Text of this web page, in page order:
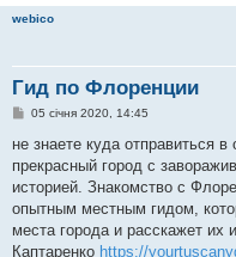
webico
Гид по Флоренции
П
в
д
о
л
е
05 січня 2020, 14:45
не знаете куда отправиться
прекрасный город с
историей. Знакомство с
опытным местным гидом,
места города и расскажет
Каптаренко https://